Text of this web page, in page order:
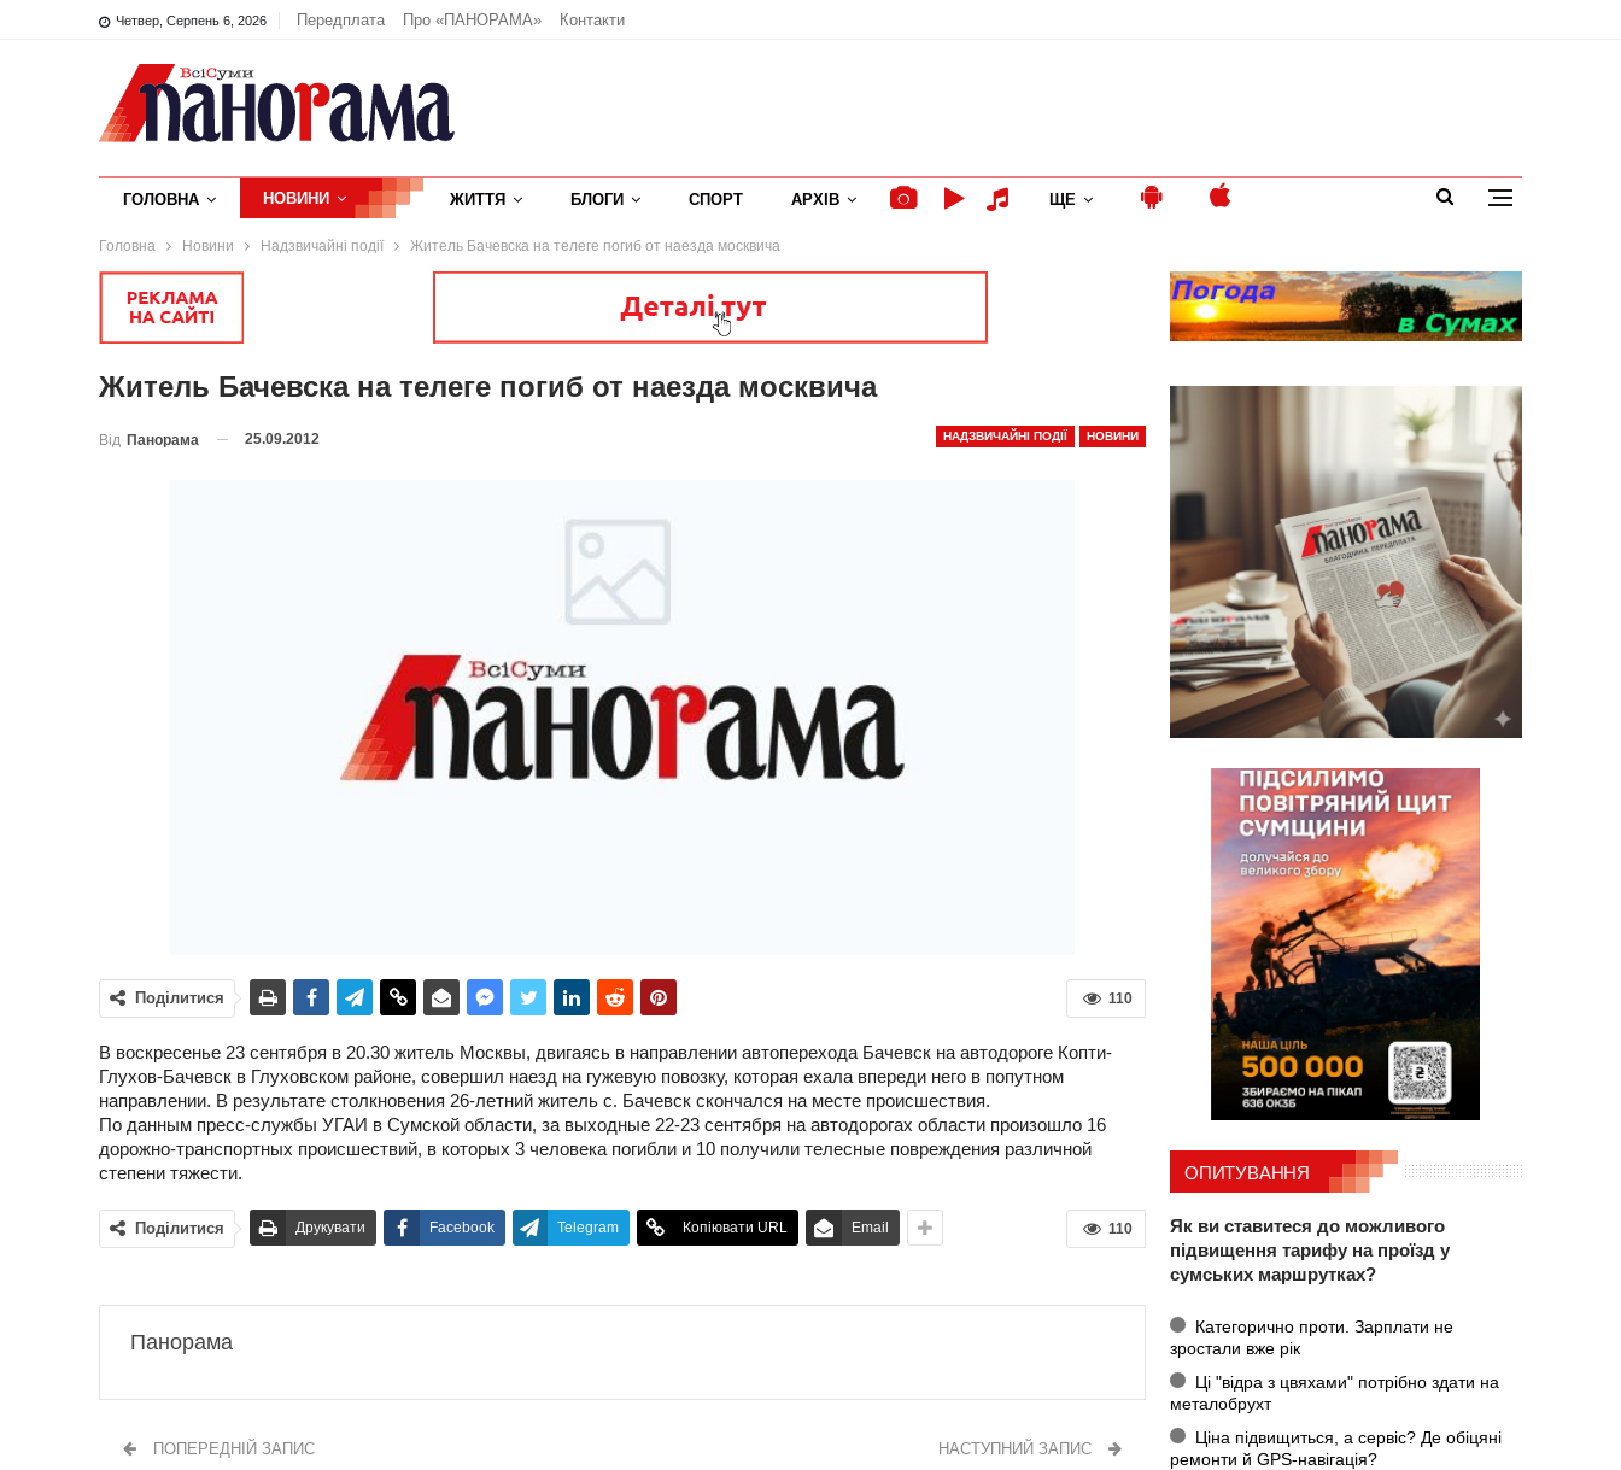
Четвер, Серпень 6, 2026 Передплата Про «ПАНОРАМА» Контакти
ГОЛОВНА НОВИНИ ЖИТТЯ БЛОГИ СПОРТ АРХІВ ЩЕ
Головна Новини Надзвичайні події Житель Бачевска на телеге погиб от наезда москвича
Житель Бачевска на телеге погиб от наезда москвича
НАДЗВИЧАЙНІ ПОДІЇ НОВИНИ
Від Панорама 25.09.2012
110
Поділитися
В воскресенье 23 сентября в 20.30 житель Москвы, двигаясь в направлении автоперехода Бачевск на автодороге Копти-
Глухов-Бачевск в Глуховском районе, совершил наезд на гужевую повозку, которая ехала впереди него в попутном
направлении. В результате столкновения 26-летний житель с. Бачевск скончался на месте происшествия.
По данным пресс-службы УГАИ в Сумской области, за выходные 22-23 сентября на автодорогах области произошло 16
дорожно-транспортных происшествий, в которых 3 человека погибли и 10 получили телесные повреждения различной
степени тяжести.
110
Поділитися Друкувати Facebook Telegram Копіювати URL Email
Панорама
ПОПЕРЕДНІЙ ЗАПИС НАСТУПНИЙ ЗАПИС
ОПИТУВАННЯ
Як ви ставитеся до можливого
підвищення тарифу на проїзд у
сумських маршрутках?
Категорично проти. Зарплати не
зростали вже рік
Ці "відра з цвяхами" потрібно здати на
металобрухт
Ціна підвищиться, а сервіс? Де обіцяні
ремонти й GPS-навігація?